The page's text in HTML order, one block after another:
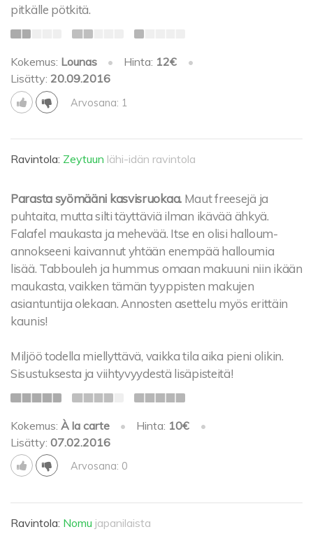
pitkälle pötkitä.
Kokemus: Lounas • Hinta: 12€
•
Lisätty: 20.09.2016
Arvosana: 1
Ravintola: Zeytuun lähi-idän ravintola
Parasta syömääni kasvisruokaa. Maut freesejä ja
puhtaita, mutta silti täyttäviä ilman ikävää ähkyä.
Falafel maukasta ja mehevää. Itse en olisi halloum-
annokseeni kaivannut yhtään enempää halloumia
lisää. Tabbouleh ja hummus omaan makuuni niin ikään
maukasta, vaikken tämän tyyppisten makujen
asiantuntija olekaan. Annosten asettelu myös erittäin
kaunis!
Miljöö todella miellyttävä, vaikka tila aika pieni olikin.
Sisustuksesta ja viihtyvyydestä lisäpisteitä!
Kokemus: À la carte • Hinta: 10€
•
Lisätty: 07.02.2016
Arvosana: 0
Ravintola: Nomu japanilaista